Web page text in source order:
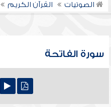
الصوتيات القرآن الكريم
سورة الفاتحة